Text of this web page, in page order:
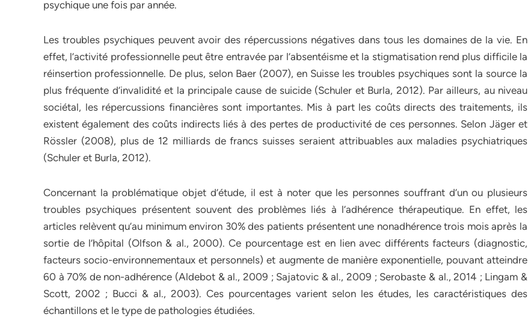
psychique une fois par année.
Les troubles psychiques peuvent avoir des répercussions négatives dans tous les domaines de la vie. En
effet, l’activité professionnelle peut être entravée par l’absentéisme et la stigmatisation rend plus difficile la
réinsertion professionnelle. De plus, selon Baer (2007), en Suisse les troubles psychiques sont la source la
plus fréquente d’invalidité et la principale cause de suicide (Schuler et Burla, 2012). Par ailleurs, au niveau
sociétal, les répercussions financières sont importantes. Mis à part les coûts directs des traitements, ils
existent également des coûts indirects liés à des pertes de productivité de ces personnes. Selon Jäger et
Rössler (2008), plus de 12 milliards de francs suisses seraient attribuables aux maladies psychiatriques
(Schuler et Burla, 2012).
Concernant la problématique objet d’étude, il est à noter que les personnes souffrant d’un ou plusieurs
troubles psychiques présentent souvent des problèmes liés à l’adhérence thérapeutique. En effet, les
articles relèvent qu’au minimum environ 30% des patients présentent une nonadhérence trois mois après la
sortie de l’hôpital (Olfson & al., 2000). Ce pourcentage est en lien avec différents facteurs (diagnostic,
facteurs socio-environnementaux et personnels) et augmente de manière exponentielle, pouvant atteindre
60 à 70% de non-adhérence (Aldebot & al., 2009 ; Sajatovic & al., 2009 ; Serobaste & al., 2014 ; Lingam &
Scott, 2002 ; Bucci & al., 2003). Ces pourcentages varient selon les études, les caractéristiques des
échantillons et le type de pathologies étudiées.